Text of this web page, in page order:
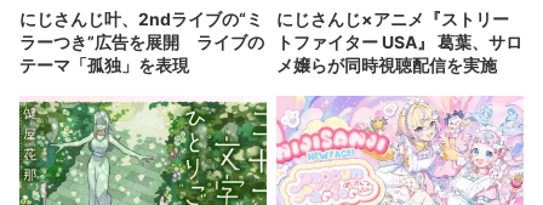
にじさんじ叶、2ndライブの“ミ
ラーつき”広告を展開 ライブの
テーマ「孤独」を表現
にじさんじ×アニメ『ストリー
トファイター USA』 葛葉、サロ
メ嬢らが同時視聴配信を実施